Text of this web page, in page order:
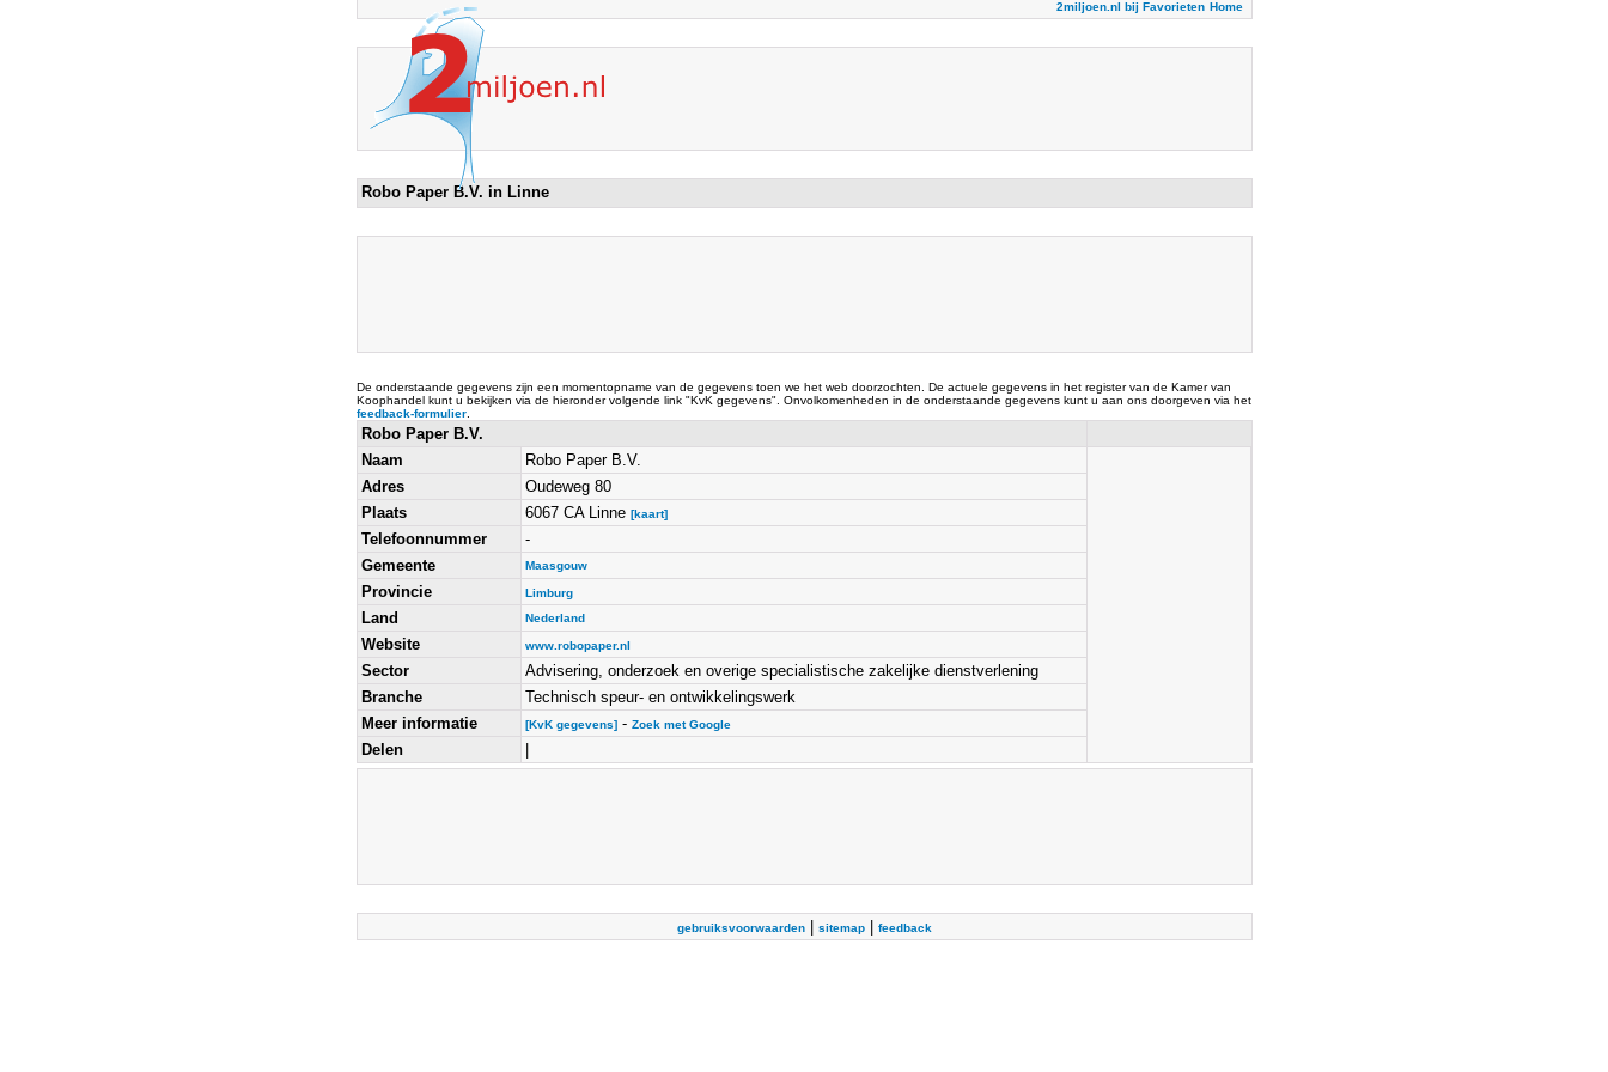
2miljoen.nl bij Favorieten Home
Robo Paper B.V. in Linne
De onderstaande gegevens zijn een momentopname van de gegevens toen we het web doorzochten. De actuele gegevens in het register van de Kamer van
Koophandel kunt u bekijken via de hieronder volgende link "KvK gegevens". Onvolkomenheden in de onderstaande gegevens kunt u aan ons doorgeven via het
feedback-formulier.
Robo Paper B.V.
Naam
Robo Paper B.V.
Adres
Oudeweg 80
Plaats
6067 CA Linne [kaart]
Telefoonnummer
-
Gemeente
Maasgouw
Provincie Limburg
Land Nederland
Website www.robopaper.nl
Sector
Advisering, onderzoek en overige specialistische zakelijke dienstverlening
Branche
Technisch speur- en ontwikkelingswerk
Meer informatie
[KvK gegevens]- Zoek met Google
Delen
gebruiksvoorwaarden| sitemap| feedback